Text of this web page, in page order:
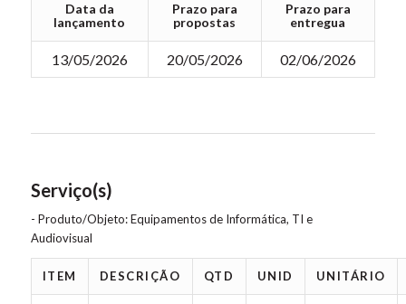
Data da
lançamento
Prazo para
propostas
Prazo para
entregua
13/05/2026 20/05/2026 02/06/2026
Serviço(s)
- Produto/Objeto: Equipamentos de Informática, TI e
Audiovisual
ITEM DESCRIÇÃO QTD UNID UNITÁRIO